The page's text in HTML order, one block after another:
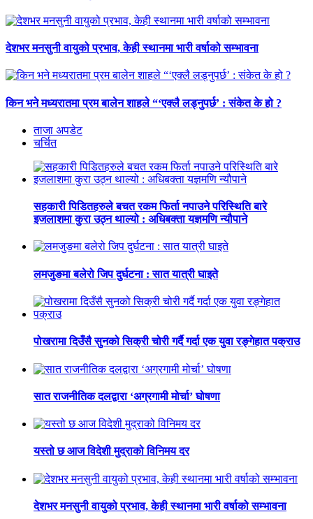
देशभर मनसुनी वायुको प्रभाव, केही स्थानमा भारी वर्षाको सम्भावना
किन भने मध्यरातमा प्रम बालेन शाहले “‘एक्लै लड्नुपर्छ’ : संकेत के हो ?
ताजा अपडेट
चर्चित
सहकारी पिडितहरुले बचत रकम फिर्ता नपाउने परिस्थिति बारे
इजलाशमा कुरा उठ्न थाल्यो : अधिबक्ता यज्ञमणि न्यौपाने
लमजुङमा बलेरो जिप दुर्घटना : सात यात्री घाइते
पोखरामा दिउँसै सुनको सिक्री चोरी गर्दै गर्दा एक युवा रङ्गेहात पक्राउ
सात राजनीतिक दलद्वारा ‘अग्रगामी मोर्चा’ घोषणा
यस्तो छ आज विदेशी मुद्राको विनिमय दर
देशभर मनसुनी वायुको प्रभाव, केही स्थानमा भारी वर्षाको सम्भावना